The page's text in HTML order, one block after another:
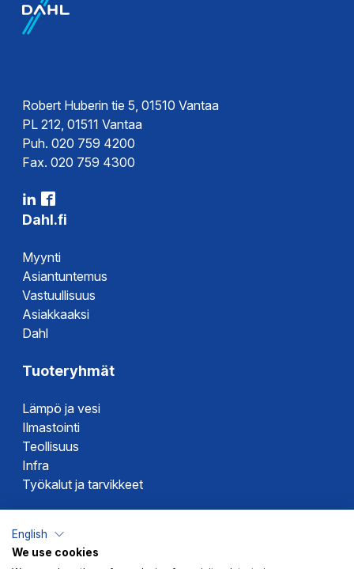
Kehittynyt on/off-lämpöpumppu
Robert Huberin tie 5, 01510 Vantaa
PL 212, 01511 Vantaa
Puh. 020 759 4200
Fax. 020 759 4300
Dahl.fi
Myynti
Asiantuntemus
Vastuullisuus
Asiakkaaksi
Dahl
Tuoteryhmät
Lämpö ja vesi
Ilmastointi
Teollisuus
Infra
Työkalut ja tarvikkeet
Altech
English
We use cookies